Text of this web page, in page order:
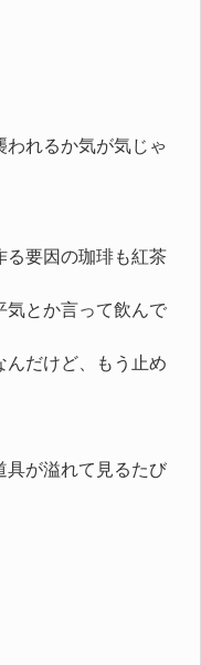
れるか気が気じゃ
要因の珈琲も紅茶
気とか言って飲んで
んだけど、もう止め
が溢れて見るたび